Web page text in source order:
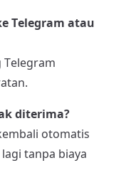
Telegram atau
diterima?
otomatis
tanpa biaya